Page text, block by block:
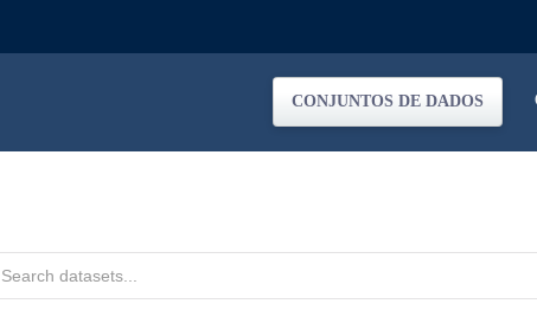
CONJUNTOS DE DADOS